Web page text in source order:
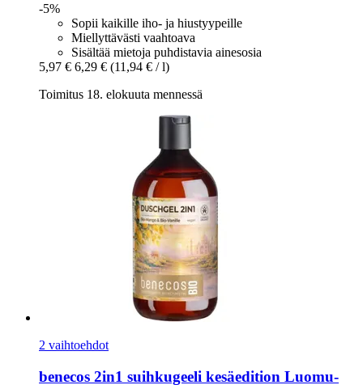
-5%
Sopii kaikille iho- ja hiustyypeille
Miellyttävästi vaahtoava
Sisältää mietoja puhdistavia ainesosia
5,97 € 6,29 € (11,94 € / l)
Toimitus 18. elokuuta mennessä
2 vaihtoehdot
benecos 2in1 suihkugeeli kesäedition Luomu-​